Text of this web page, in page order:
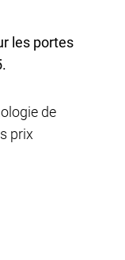
les portes
de
prix